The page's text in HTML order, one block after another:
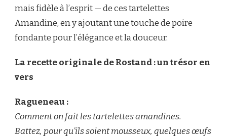
mais fidèle à l’esprit — de ces tartelettes
Amandine, en y ajoutant une touche de poire
fondante pour l’élégance et la douceur.
La recette originale de Rostand : un trésor en
vers
Ragueneau :
Comment on fait les tartelettes amandines.
Battez, pour qu’ils soient mousseux, quelques œufs